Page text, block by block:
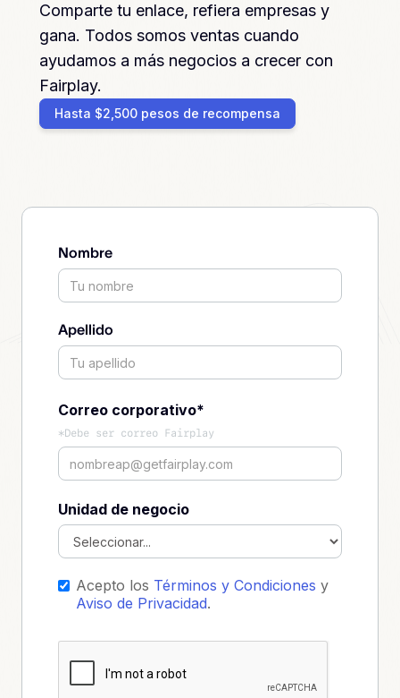
Comparte tu enlace, refiera empresas y
gana. Todos somos ventas cuando
ayudamos a más negocios a crecer con
Fairplay.
Hasta $2,500 pesos de recompensa
Nombre
Apellido
Correo corporativo*
*Debe ser correo Fairplay
Unidad de negocio
Acepto los Términos y Condiciones y
Aviso de Privacidad.